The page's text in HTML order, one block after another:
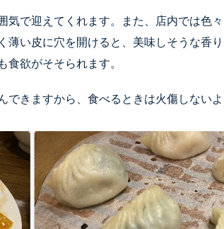
で迎えてくれます。また、店内では色
い皮に穴を開けると、美味しそうな香
欲がそそられます。
きますから、食べるときは火傷しない